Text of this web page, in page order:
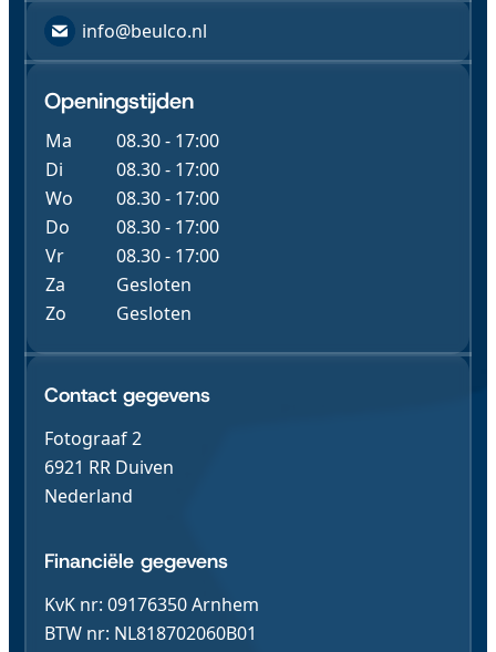
info@beulco.nl
Openingstijden
Ma
08.30 - 17:00
Di
08.30 - 17:00
Wo
08.30 - 17:00
Do
08.30 - 17:00
Vr
08.30 - 17:00
Za
Gesloten
Zo
Gesloten
Contact & Gegevens
Contact gegevens
Fotograaf 2
6921 RR Duiven
Nederland
Financiële gegevens
KvK nr: 09176350 Arnhem
BTW nr: NL818702060B01